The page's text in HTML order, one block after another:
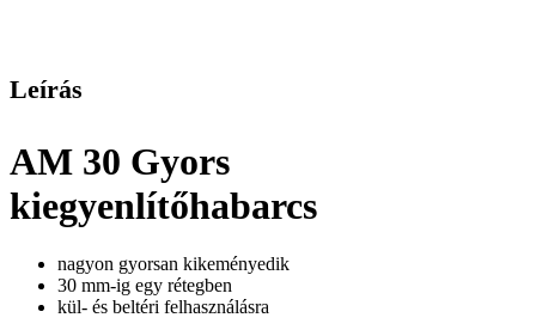
Leírás
AM 30 Gyors
kiegyenlítőhabarcs
nagyon gyorsan kikeményedik
30 mm-ig egy rétegben
kül- és beltéri felhasználásra